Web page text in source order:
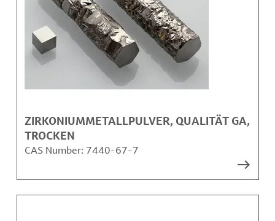
ZIRKONIUMMETALLPULVER, QUALITÄT GA,
TROCKEN
CAS Number: 7440-67-7